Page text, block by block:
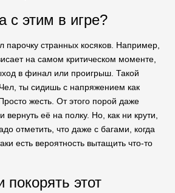
с этим в игре?
странных косяков. Например,
на самом критическом моменте,
в финал или проигрыш. Такой
ты сидишь с напряжением как
жесть. От этого порой даже
вернуть её на полку. Но, как ни крути,
отметить, что даже с багами, когда
есть вероятность вытащить что-то
покорять этот